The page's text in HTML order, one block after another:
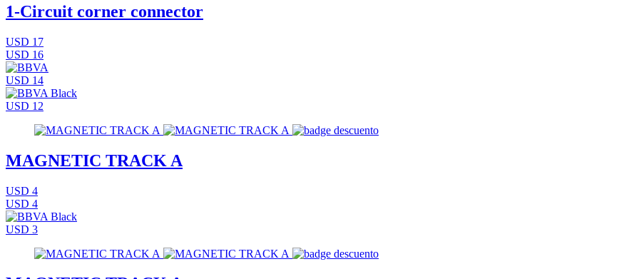
1-Circuit corner connector
USD 17
USD 16
USD 14
USD 12
MAGNETIC TRACK A
USD 4
USD 4
USD 3